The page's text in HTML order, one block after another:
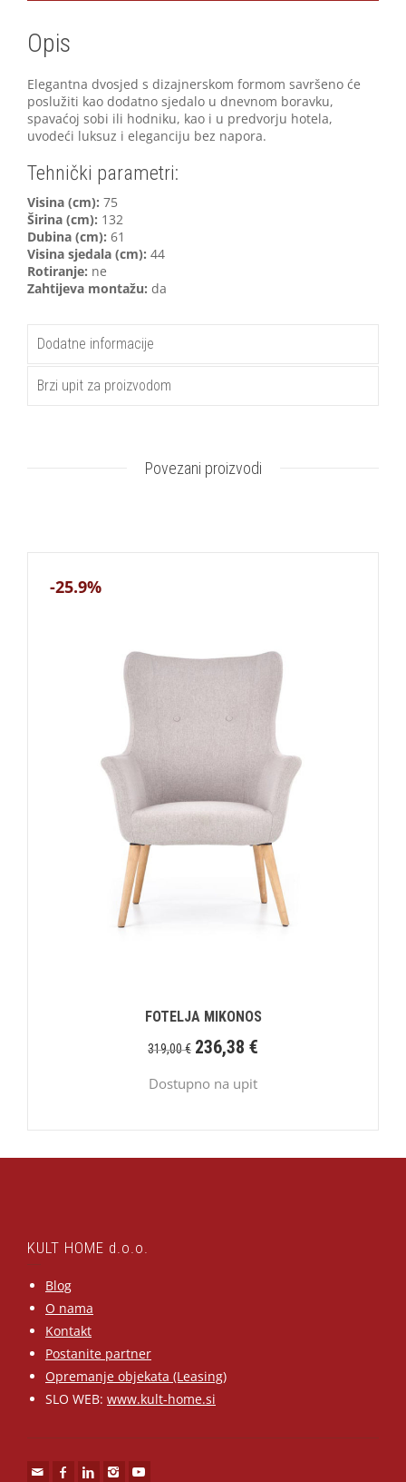
Opis
Elegantna dvosjed s dizajnerskom formom savršeno će
poslužiti kao dodatno sjedalo u dnevnom boravku,
spavaćoj sobi ili hodniku, kao i u predvorju hotela,
uvodeći luksuz i eleganciju bez napora.
Tehnički parametri:
Visina (cm): 75
Širina (cm): 132
Dubina (cm): 61
Visina sjedala (cm): 44
Rotiranje: ne
Zahtijeva montažu: da
Dodatne informacije
Brzi upit za proizvodom
Povezani proizvodi
-25.9%
FOTELJA MIKONOS
319,00€ 236,38 €
Dostupno na upit
KULT HOME d.o.o.
Blog
O nama
Kontakt
Postanite partner
Opremanje objekata (Leasing)
SLO WEB: www.kult-home.si